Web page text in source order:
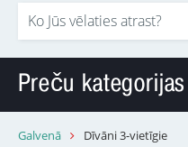
Preču kategorijas
Galvenā Dīvāni 3-vietīgie